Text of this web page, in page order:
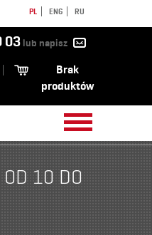
PL ENG RU
03 lub napisz
Brak
produktów
OD 10 DO